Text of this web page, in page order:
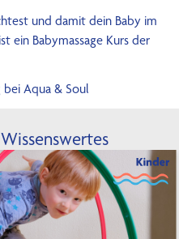
und damit dein Baby im
ein Babymassage Kurs der
bei Aqua & Soul